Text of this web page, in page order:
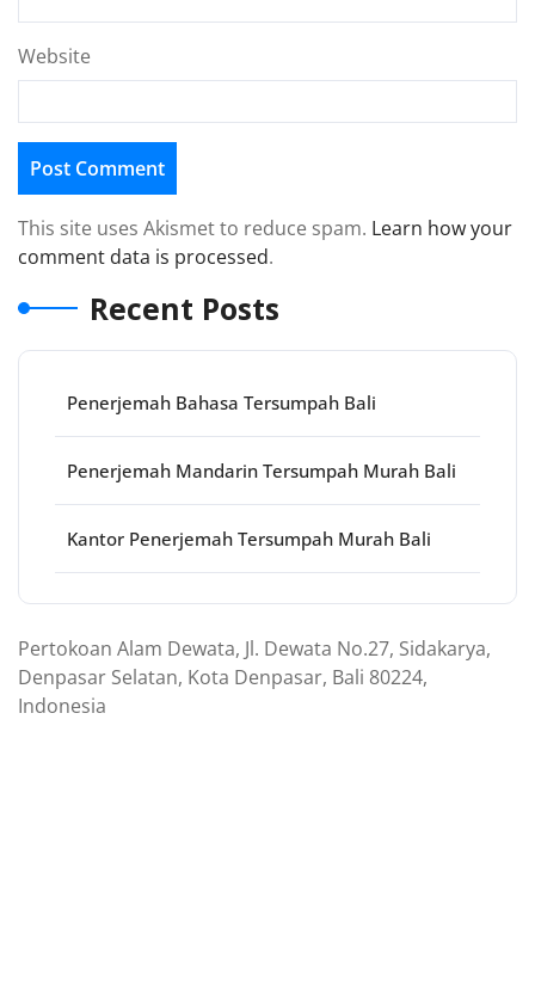
Website
This site uses Akismet to reduce spam. Learn how your
comment data is processed.
Recent Posts
Penerjemah Bahasa Tersumpah Bali
Penerjemah Mandarin Tersumpah Murah Bali
Kantor Penerjemah Tersumpah Murah Bali
Pertokoan Alam Dewata, Jl. Dewata No.27, Sidakarya,
Denpasar Selatan, Kota Denpasar, Bali 80224,
Indonesia